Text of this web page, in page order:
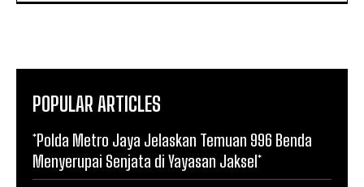
POPULAR ARTICLES
*Polda Metro Jaya Jelaskan Temuan 996 Benda
Menyerupai Senjata di Yayasan Jaksel*